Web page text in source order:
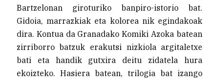
Bartzelonan giroturiko banpiro-istorio bat.
Gidoia, marrazkiak eta kolorea nik egindakoak
dira. Kontua da Granadako Komiki Azoka batean
zirriborro batzuk erakutsi nizkiola argitaletxe
bati eta handik gutxira deitu zidatela hura
ekoizteko. Hasiera batean, trilogia bat izango